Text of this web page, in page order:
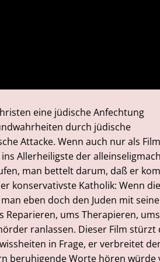
eine jüdische Anfechtung
durch jüdische
Attacke. Wenn auch nur als
Allerheiligste der
man bettelt darum, daß er
konservativste Katholik: Wenn
eben doch den Juden mit
Reparieren, ums Therapieren,
ranlassen. Dieser Film stürzt
in Frage, er verbreitet
beruhigende Worte hören würde